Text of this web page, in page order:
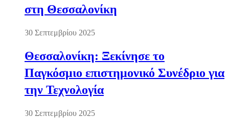
στη Θεσσαλονίκη
30 Σεπτεμβρίου 2025
Θεσσαλονίκη: Ξεκίνησε το
Παγκόσμιο επιστημονικό Συνέδριο για
την Τεχνολογία
30 Σεπτεμβρίου 2025